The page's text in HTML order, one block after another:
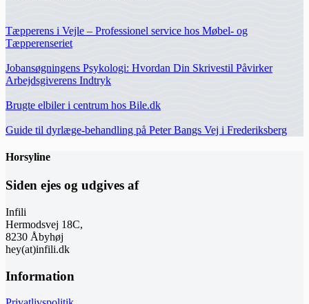
Tæpperens i Vejle – Professionel service hos Møbel- og
Tæpperenseriet
Jobansøgningens Psykologi: Hvordan Din Skrivestil Påvirker
Arbejdsgiverens Indtryk
Brugte elbiler i centrum hos Bile.dk
Guide til dyrlæge-behandling på Peter Bangs Vej i Frederiksberg
Horsyline
Siden ejes og udgives af
Infili
Hermodsvej 18C,
8230 Åbyhøj
hey(at)infili.dk
Information